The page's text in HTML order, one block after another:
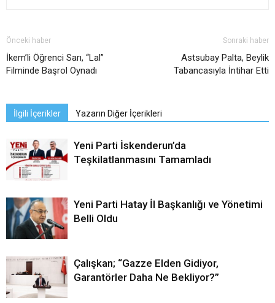
Önceki haber
İkem’li Öğrenci Sarı, “Lal”
Filminde Başrol Oynadı
Sonraki haber
Astsubay Palta, Beylik
Tabancasıyla İntihar Etti
İlgili İçerikler Yazarın Diğer İçerikleri
Yeni Parti İskenderun’da
Teşkilatlanmasını Tamamladı
Yeni Parti Hatay İl Başkanlığı ve Yönetimi
Belli Oldu
Çalışkan; “Gazze Elden Gidiyor,
Garantörler Daha Ne Bekliyor?”